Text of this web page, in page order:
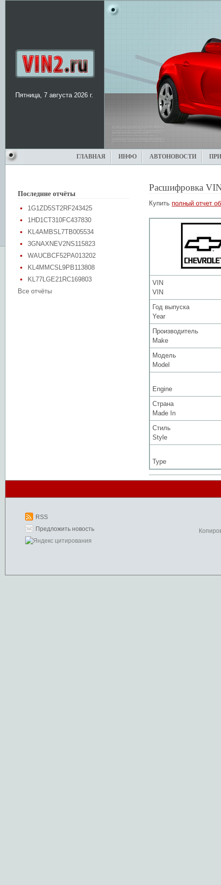
Пятница, 7 августа 2026 г.
ГЛАВНАЯ ИНФО АВТОНОВОСТИ
Последние отчёты
1G1ZD5ST2RF243425
1HD1CT310FC437830
KL4AMBSL7TB005534
3GNAXNEV2NS115823
WAUCBCF52PA013202
KL4MMCSL9PB113808
KL77LGE21RC169803
Все отчёты
Расшифровка
Купить полный отчет
VIN
VIN
Год выпуска
Year
Производитель
Make
Модель
Model
Engine
Страна
Made In
Стиль
Style
Type
RSS
Предложить новость